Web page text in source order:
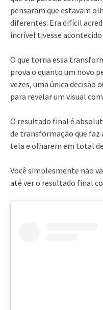
pensaram que estavam
diferentes. Era difícil
incrível tivesse
O que torna essa
prova o quanto um novo
vezes, uma única decisão
para revelar um visual
O resultado final é
de transformação que faz
tela e olharem em total
Você simplesmente não
até ver o resultado final